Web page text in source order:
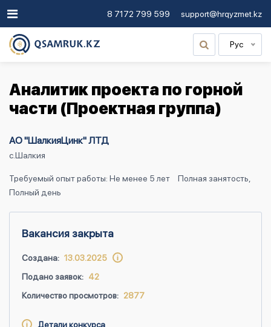
8 7172 799 599 support@hrqyzmet.kz
Рус
Аналитик проекта по горной
части (Проектная группа)
АО "ШалкияЦинк" ЛТД
с.Шалкия
Требуемый опыт работы: Не менее 5 лет
Полная занятость,
Полный день
Вакансия закрыта
Создана: 13.03.2025
Подано заявок: 42
Количество просмотров: 2877
Детали конкурса